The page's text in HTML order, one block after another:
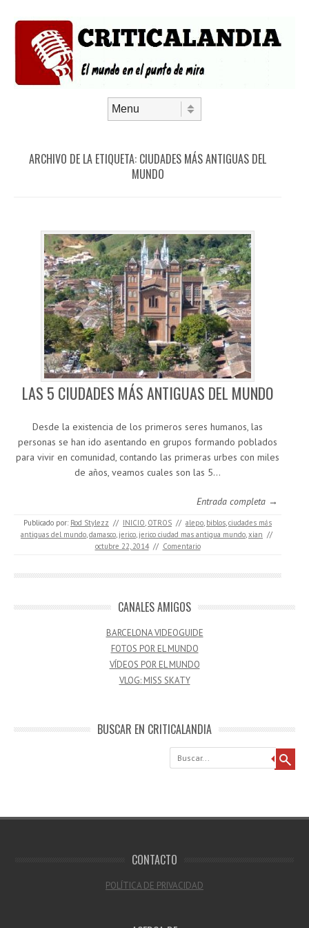
ARCHIVO DE LA ETIQUETA: CIUDADES MÁS ANTIGUAS DEL
MUNDO
LAS 5 CIUDADES MÁS ANTIGUAS DEL MUNDO
Desde la existencia de los primeros seres humanos, las
personas se han ido asentando en grupos formando poblados
para vivir en comunidad, contando las primeras urbes con miles
de años, veamos cuales son las 5…
Entrada completa →
Publicado por: Rod Stylezz // INICIO, OTROS // alepo, biblos,ciudades más
antiguas del mundo,damasco, jerico, jerico ciudad mas antigua mundo,xian //
octubre 22, 2014 // Comentario
CANALES AMIGOS
BARCELONA VIDEOGUIDE
FOTOS POR EL MUNDO
VÍDEOS POR EL MUNDO
VLOG: MISS SKATY
BUSCAR EN CRITICALANDIA
Buscar
CONTACTO
POLÍTICA DE PRIVACIDAD